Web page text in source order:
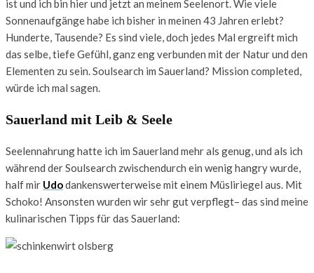
ist und ich bin hier und jetzt an meinem Seelenort. Wie viele
Sonnenaufgänge habe ich bisher in meinen 43 Jahren erlebt?
Hunderte, Tausende? Es sind viele, doch jedes Mal ergreift mich
das selbe, tiefe Gefühl, ganz eng verbunden mit der Natur und den
Elementen zu sein. Soulsearch im Sauerland? Mission completed,
würde ich mal sagen.
Sauerland mit Leib & Seele
Seelennahrung hatte ich im Sauerland mehr als genug, und als ich
während der Soulsearch zwischendurch ein wenig hangry wurde,
half mir Udodankenswerterweise mit einem Müsliriegel aus. Mit
Schoko! Ansonsten wurden wir sehr gut verpflegt– das sind meine
kulinarischen Tipps für das Sauerland: